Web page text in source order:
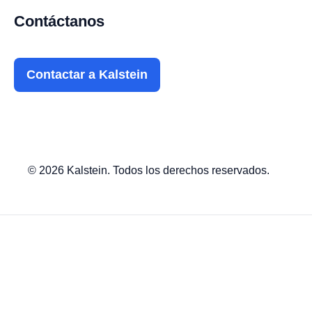
Contáctanos
Contactar a Kalstein
© 2026 Kalstein. Todos los derechos reservados.